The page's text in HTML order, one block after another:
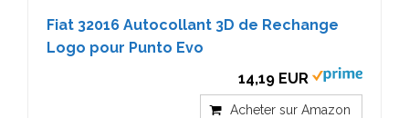
Fiat 32016 Autocollant 3D de Rechange
Logo pour Punto Evo
14,19 EUR
Acheter sur Amazon